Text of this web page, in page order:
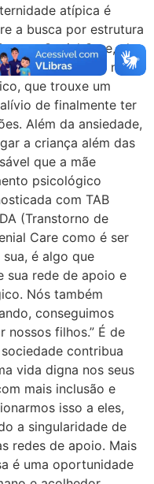
atípica é
a busca por estrutura
ao Genial Care, ela
manifestaram-se no
que trouxe um
de finalmente ter
Além da ansiedade,
a criança além das
que a mãe
psicológico
com TAB
(Transtorno de
Care como é ser
sua, é algo que
sua rede de apoio e
Nós também
conseguimos
nossos filhos.” É de
contribua
vida digna nos seus
mais inclusão e
isso a eles,
a singularidade de
redes de apoio. Mais
é uma oportunidade